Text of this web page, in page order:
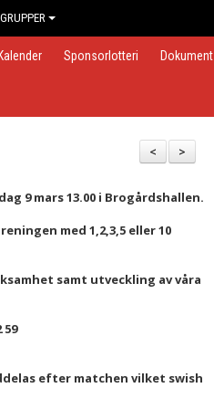
Kalender Sponsorlotteri Dokument
>
<
9 mars 13.00 i Brogårdshallen.
med 1,2,3,5 eller 10
samt utveckling av våra
59
efter matchen vilket swish